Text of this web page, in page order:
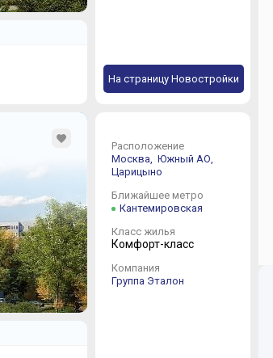
На страницу Новостройки
Расположение
Москва, Южный АО,
Царицыно
Ближайшее метро
Кантемировская
Класс жилья
Комфорт-класс
Компания
Группа Эталон